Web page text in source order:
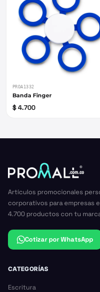
PROA1332
Banda Finger
$ 4.700
Artículos promocionales
corporativos para empresas
4.700 productos con tu
Cotizar por WhatsApp
CATEGORÍAS
Escritura